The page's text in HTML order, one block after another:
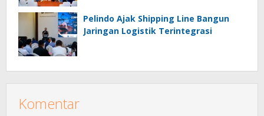
Pelindo Ajak Shipping Line Bangun
Jaringan Logistik Terintegrasi
Komentar